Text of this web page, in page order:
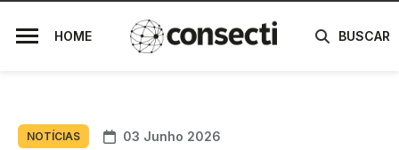
HOME BUSCAR
NOTÍCIAS 03 Junho 2026